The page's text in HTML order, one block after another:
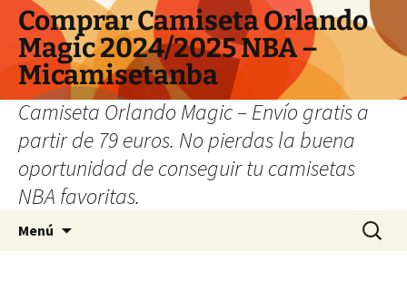
Comprar Camiseta Orlando
Magic 2024/2025 NBA –
Micamisetanba
Camiseta Orlando Magic – Envío gratis a
partir de 79 euros. No pierdas la buena
oportunidad de conseguir tu camisetas
NBA favoritas.
Menú Buscar: